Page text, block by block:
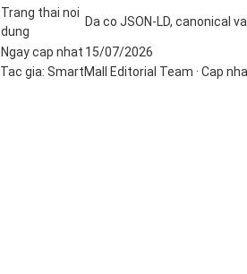
Trang thai noi
dung
Da co JSON-LD, canonical
Ngay cap nhat 15/07/2026
Tac gia: SmartMall Editorial Team · Cap